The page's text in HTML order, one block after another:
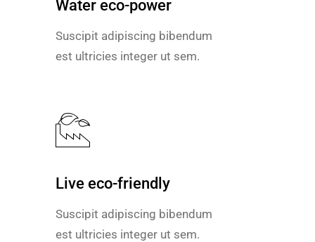
Water eco-power
Suscipit adipiscing bibendum
est ultricies integer ut sem.
Water eco-power
Suscipit adipiscing bibendum
est ultricies integer ut sem.
Live eco-friendly
Suscipit adipiscing bibendum
est ultricies integer ut sem.
Live eco-friendly
Suscipit adipiscing bibendum
est ultricies integer ut sem.